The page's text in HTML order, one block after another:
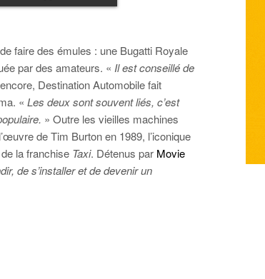
faire des émules : une Bugatti Royale
par des amateurs. « Il est conseillé de
Destination Automobile fait
« Les deux sont souvent liés, c’est
» Outre les vieilles machines
de Tim Burton en 1989, l’iconique
la franchise Taxi. Détenus par Movie
de s’installer et de devenir un